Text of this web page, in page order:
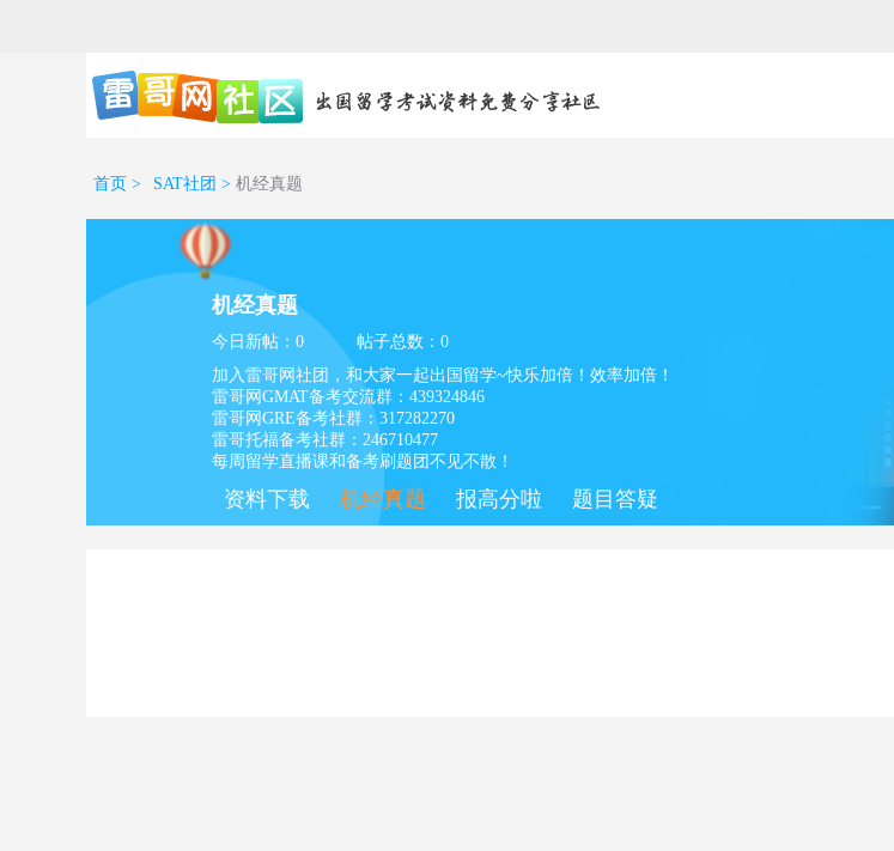
首页 > SAT社团 > 机经真题
机经真题
今日新帖：0
帖子总数：0
加入雷哥网社团，和大家一起出国留学~快乐加倍！效率加倍！
雷哥网GMAT备考交流群：439324846
雷哥网GRE备考社群：317282270
雷哥托福备考社群：246710477
每周留学直播课和备考刷题团不见不散！
资料下载 机经真题 报高分啦 题目答疑